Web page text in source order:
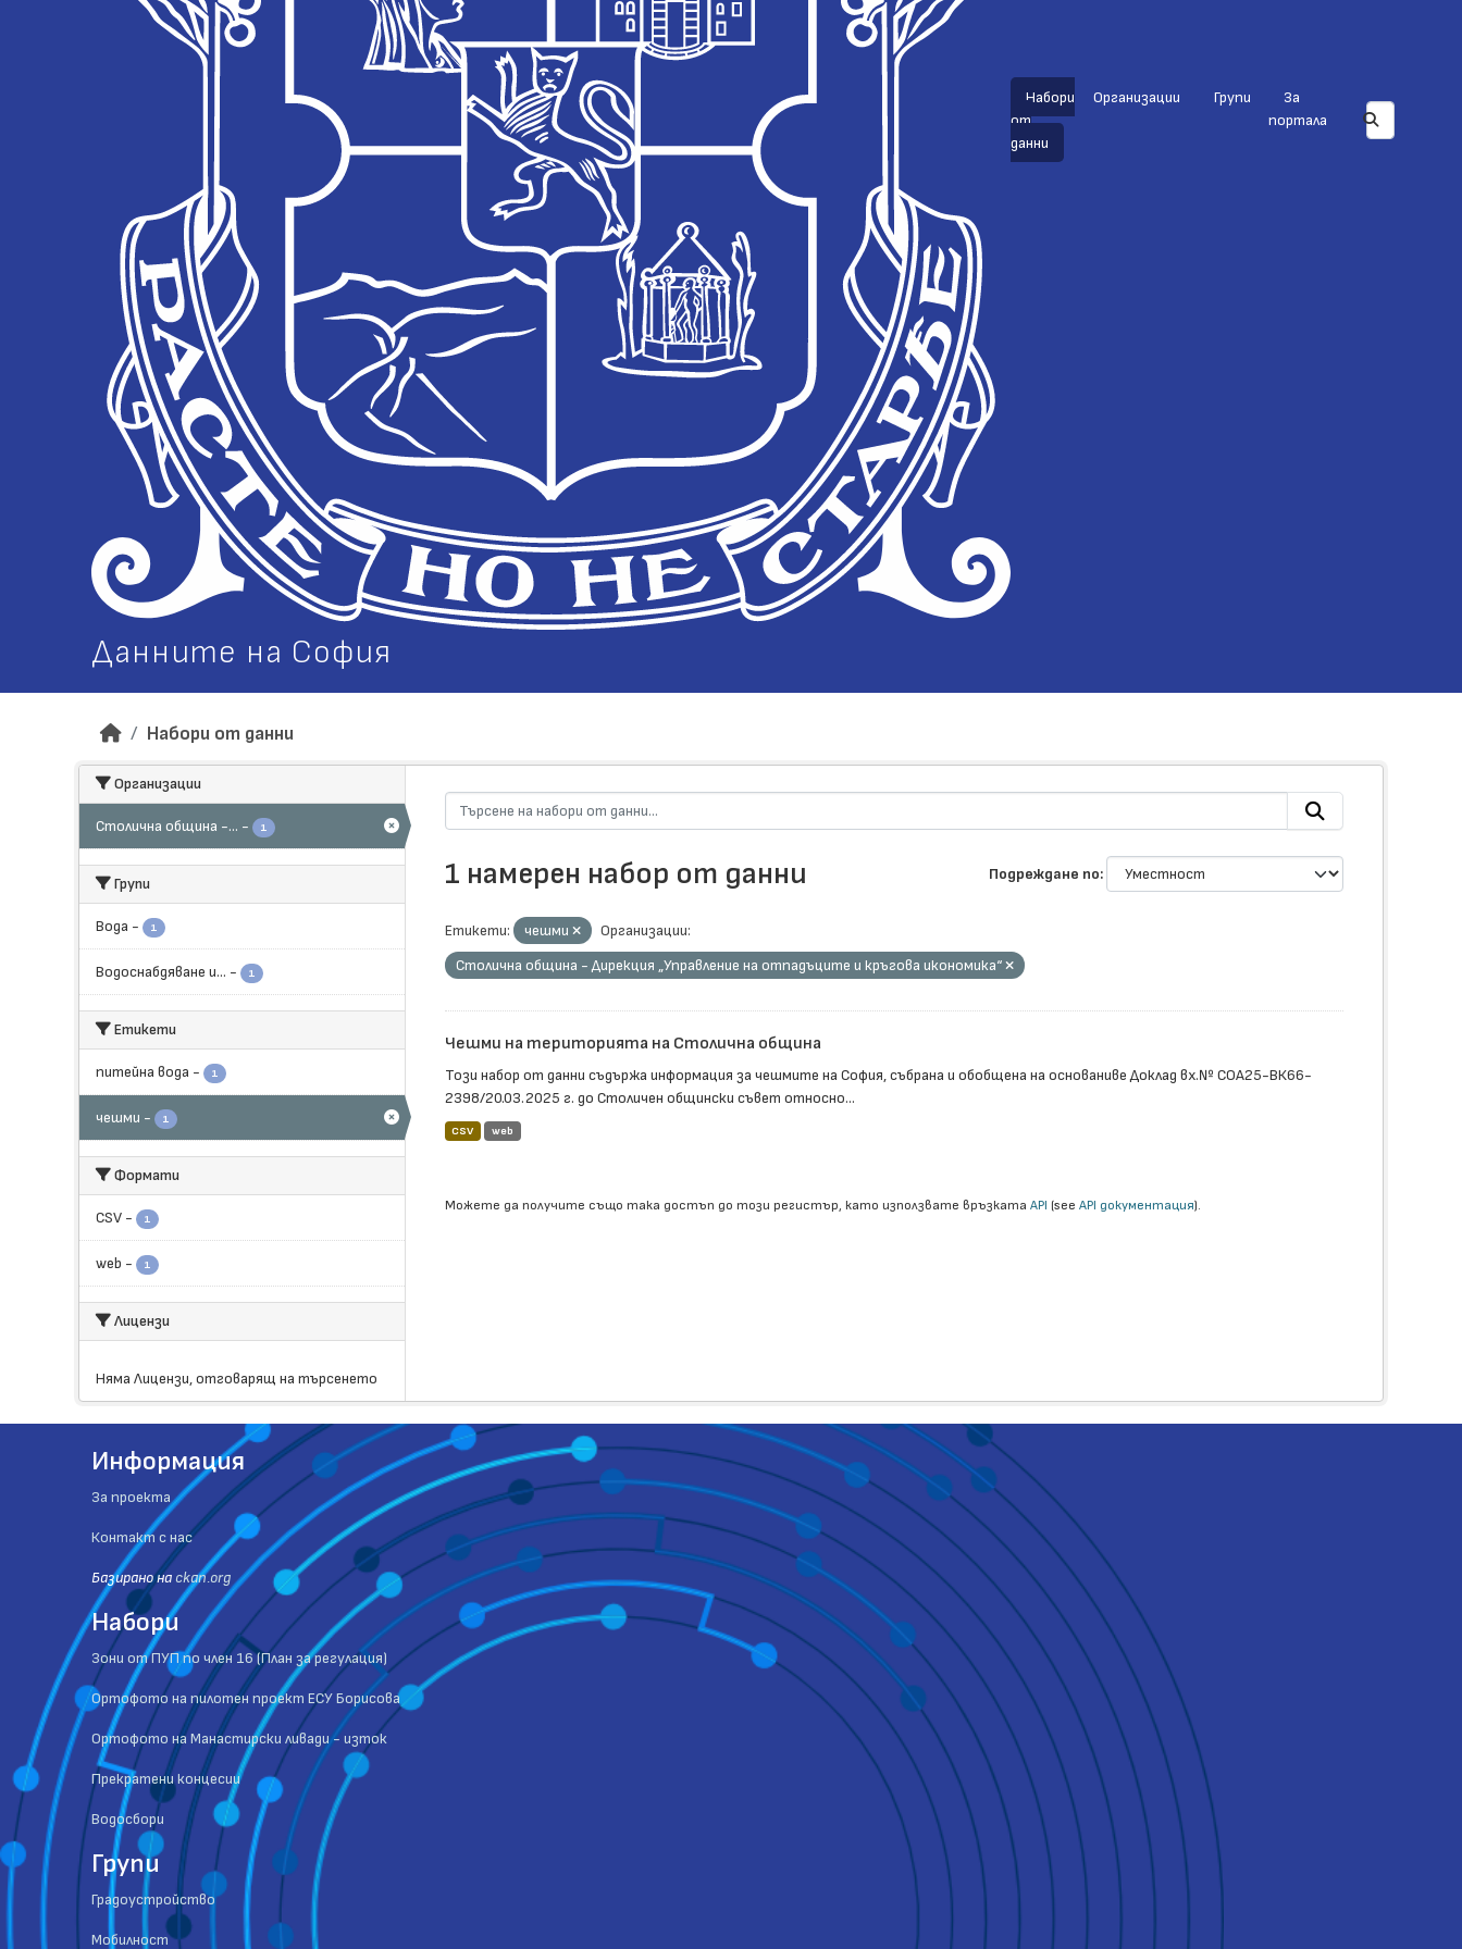
Данните на София
Набори
от
данни
Организации Групи
За
портала
Набори от данни
Организации
Столична община -... - 1
Групи
Вода - 1
Водоснабдяване и... - 1
Етикети
питейна вода - 1
чешми - 1
Формати
CSV - 1
web - 1
Лицензи
Няма Лицензи, отговарящ на търсенето
Подреждане по
1 намерен набор от данни
Етикети: чешми
Организации:
Столична община - Дирекция „Управление на отпадъците и кръгова икономика“
Чешми на територията на Столична община
Този набор от данни съдържа информация за чешмите на София, събрана и обобщена на основаниве Доклад вх.№ СОА25-ВК66-
2398/20.03.2025 г. до Столичен общински съвет относно...
CSV web
Можете да получите също така достъп до този регистър, като използвате връзката API (see API документация).
Информация
За проекта
Контакт с нас
Базиранo на ckan.org
Набори
Зони от ПУП по член 16 (План за регулация)
Ортофото на пилотен проект ЕСУ Борисова
Ортофото на Манастирски ливади - изток
Прекратени концесии
Водосбори
Групи
Градоустройство
Мобилност